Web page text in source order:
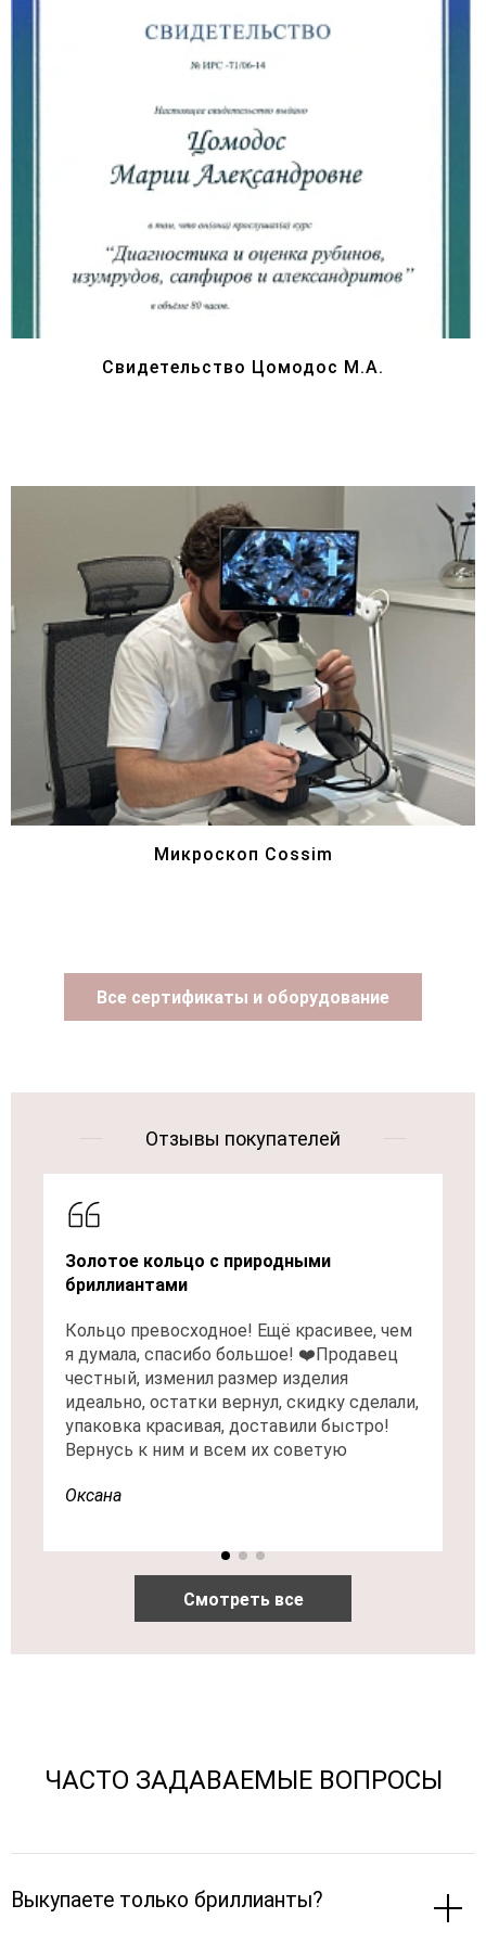
Свидетельство Цомодос М.А.
Микроскоп Cossim
Все сертификаты и оборудование
Отзывы покупателей
Золотое кольцо с природными
бриллиантами
Кольцо превосходное! Ещё красивее, чем
я думала, спасибо большое! ❤️Продавец
честный, изменил размер изделия
идеально, остатки вернул, скидку сделали,
упаковка красивая, доставили быстро!
Вернусь к ним и всем их советую
Оксана
ЧАСТО ЗАДАВАЕМЫЕ ВОПРОСЫ
Выкупаете только бриллианты?